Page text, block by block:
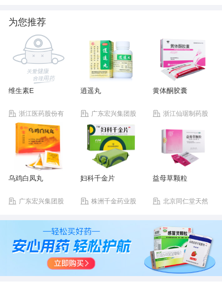
为您推荐
维生素E
浙江医药股份有
限公司新昌制药厂
逍遥丸
广东宏兴集团股
份有限公司宏兴制药
黄体酮胶囊
浙江仙琚制药股
乌鸡白凤丸
广东宏兴集团股
厂
妇科千金片
株洲千金药业股
益母草颗粒
北京同仁堂天然